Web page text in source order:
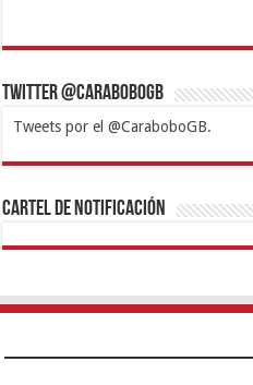
Twitter @CaraboboGB
Tweets por el @CaraboboGB.
1xbetBetturkeyBetistKralbet
https://mvbcasino.com/
Cartel de Notificación